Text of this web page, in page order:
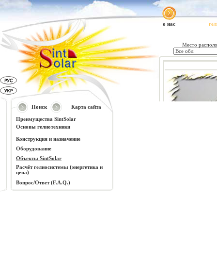
о нас
Поиск Карта сайта
Преимущества SintSolar
Основы гелиотехники
Конструкция и назначение
Оборудование
Объекты SintSolar
Расчёт гелиосистемы (энергетика и
цена)
Вопрос/Ответ (F.A.Q.)